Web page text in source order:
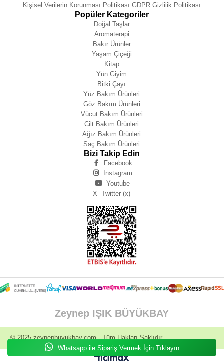
Kişisel Verilerin Korunması Politikası GDPR Gizlilik Politikası
Popüler Kategoriler
Doğal Taşlar
Aromaterapi
Bakır Ürünler
Yaşam Çiçeği
Kitap
Yün Giyim
Bitki Çayı
Yüz Bakım Ürünleri
Göz Bakım Ürünleri
Vücut Bakım Ürünleri
Cilt Bakım Ürünleri
Ağız Bakım Ürünleri
Saç Bakım Ürünleri
Bizi Takip Edin
Facebook
Instagram
Youtube
X
Twitter (x)
Zeynep IŞIK BÜYÜKBAY
© 2025zeynepbuyukbay.com- Tüm Hakları Saklıdır.
Whatsapp ile Sipariş Vermek İçin Tıklayın